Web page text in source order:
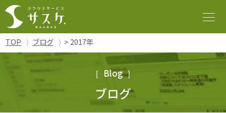
TOP ブログ > 2017年
Blog
ブログ